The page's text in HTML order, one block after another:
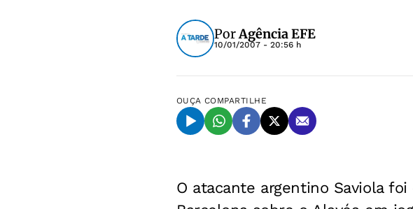
PorAgência EFE
10/01/2007 - 20:56 h
OUÇA COMPARTILHE
O atacante argentino Saviola